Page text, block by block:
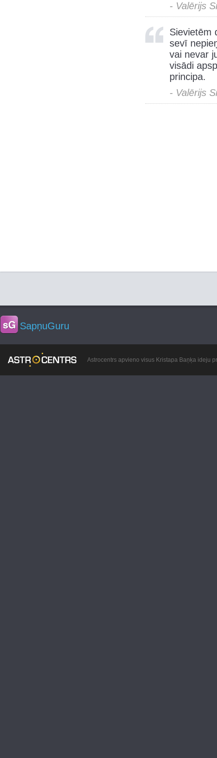
- Valērijs
Sievietēm
sevī
vai nevar
visādi
principa.
- Valērijs
SapņuGuru
Astrocentrs apvieno visus Kristapa Baņķa ideju